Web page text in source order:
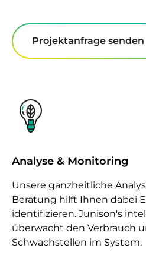
Projektanfrage senden
Analyse & Monitoring
Unsere ganzheitliche
Beratung hilft Ihnen dabei
identifizieren. Junison's
überwacht den Verbrauch
Schwachstellen im System.